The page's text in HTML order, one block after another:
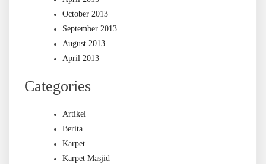
October 2013
September 2013
August 2013
April 2013
Categories
Artikel
Berita
Karpet
Karpet Masjid